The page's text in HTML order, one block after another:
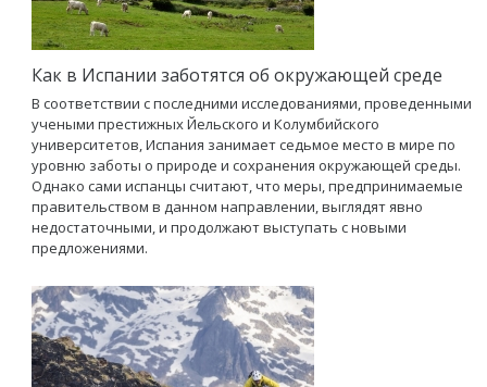
Как в Испании заботятся об окружающей среде
В соответствии с последними исследованиями, проведенными
учеными престижных Йельского и Колумбийского
университетов, Испания занимает седьмое место в мире по
уровню заботы о природе и сохранения окружающей среды.
Однако сами испанцы считают, что меры, предпринимаемые
правительством в данном направлении, выглядят явно
недостаточными, и продолжают выступать с новыми
предложениями.